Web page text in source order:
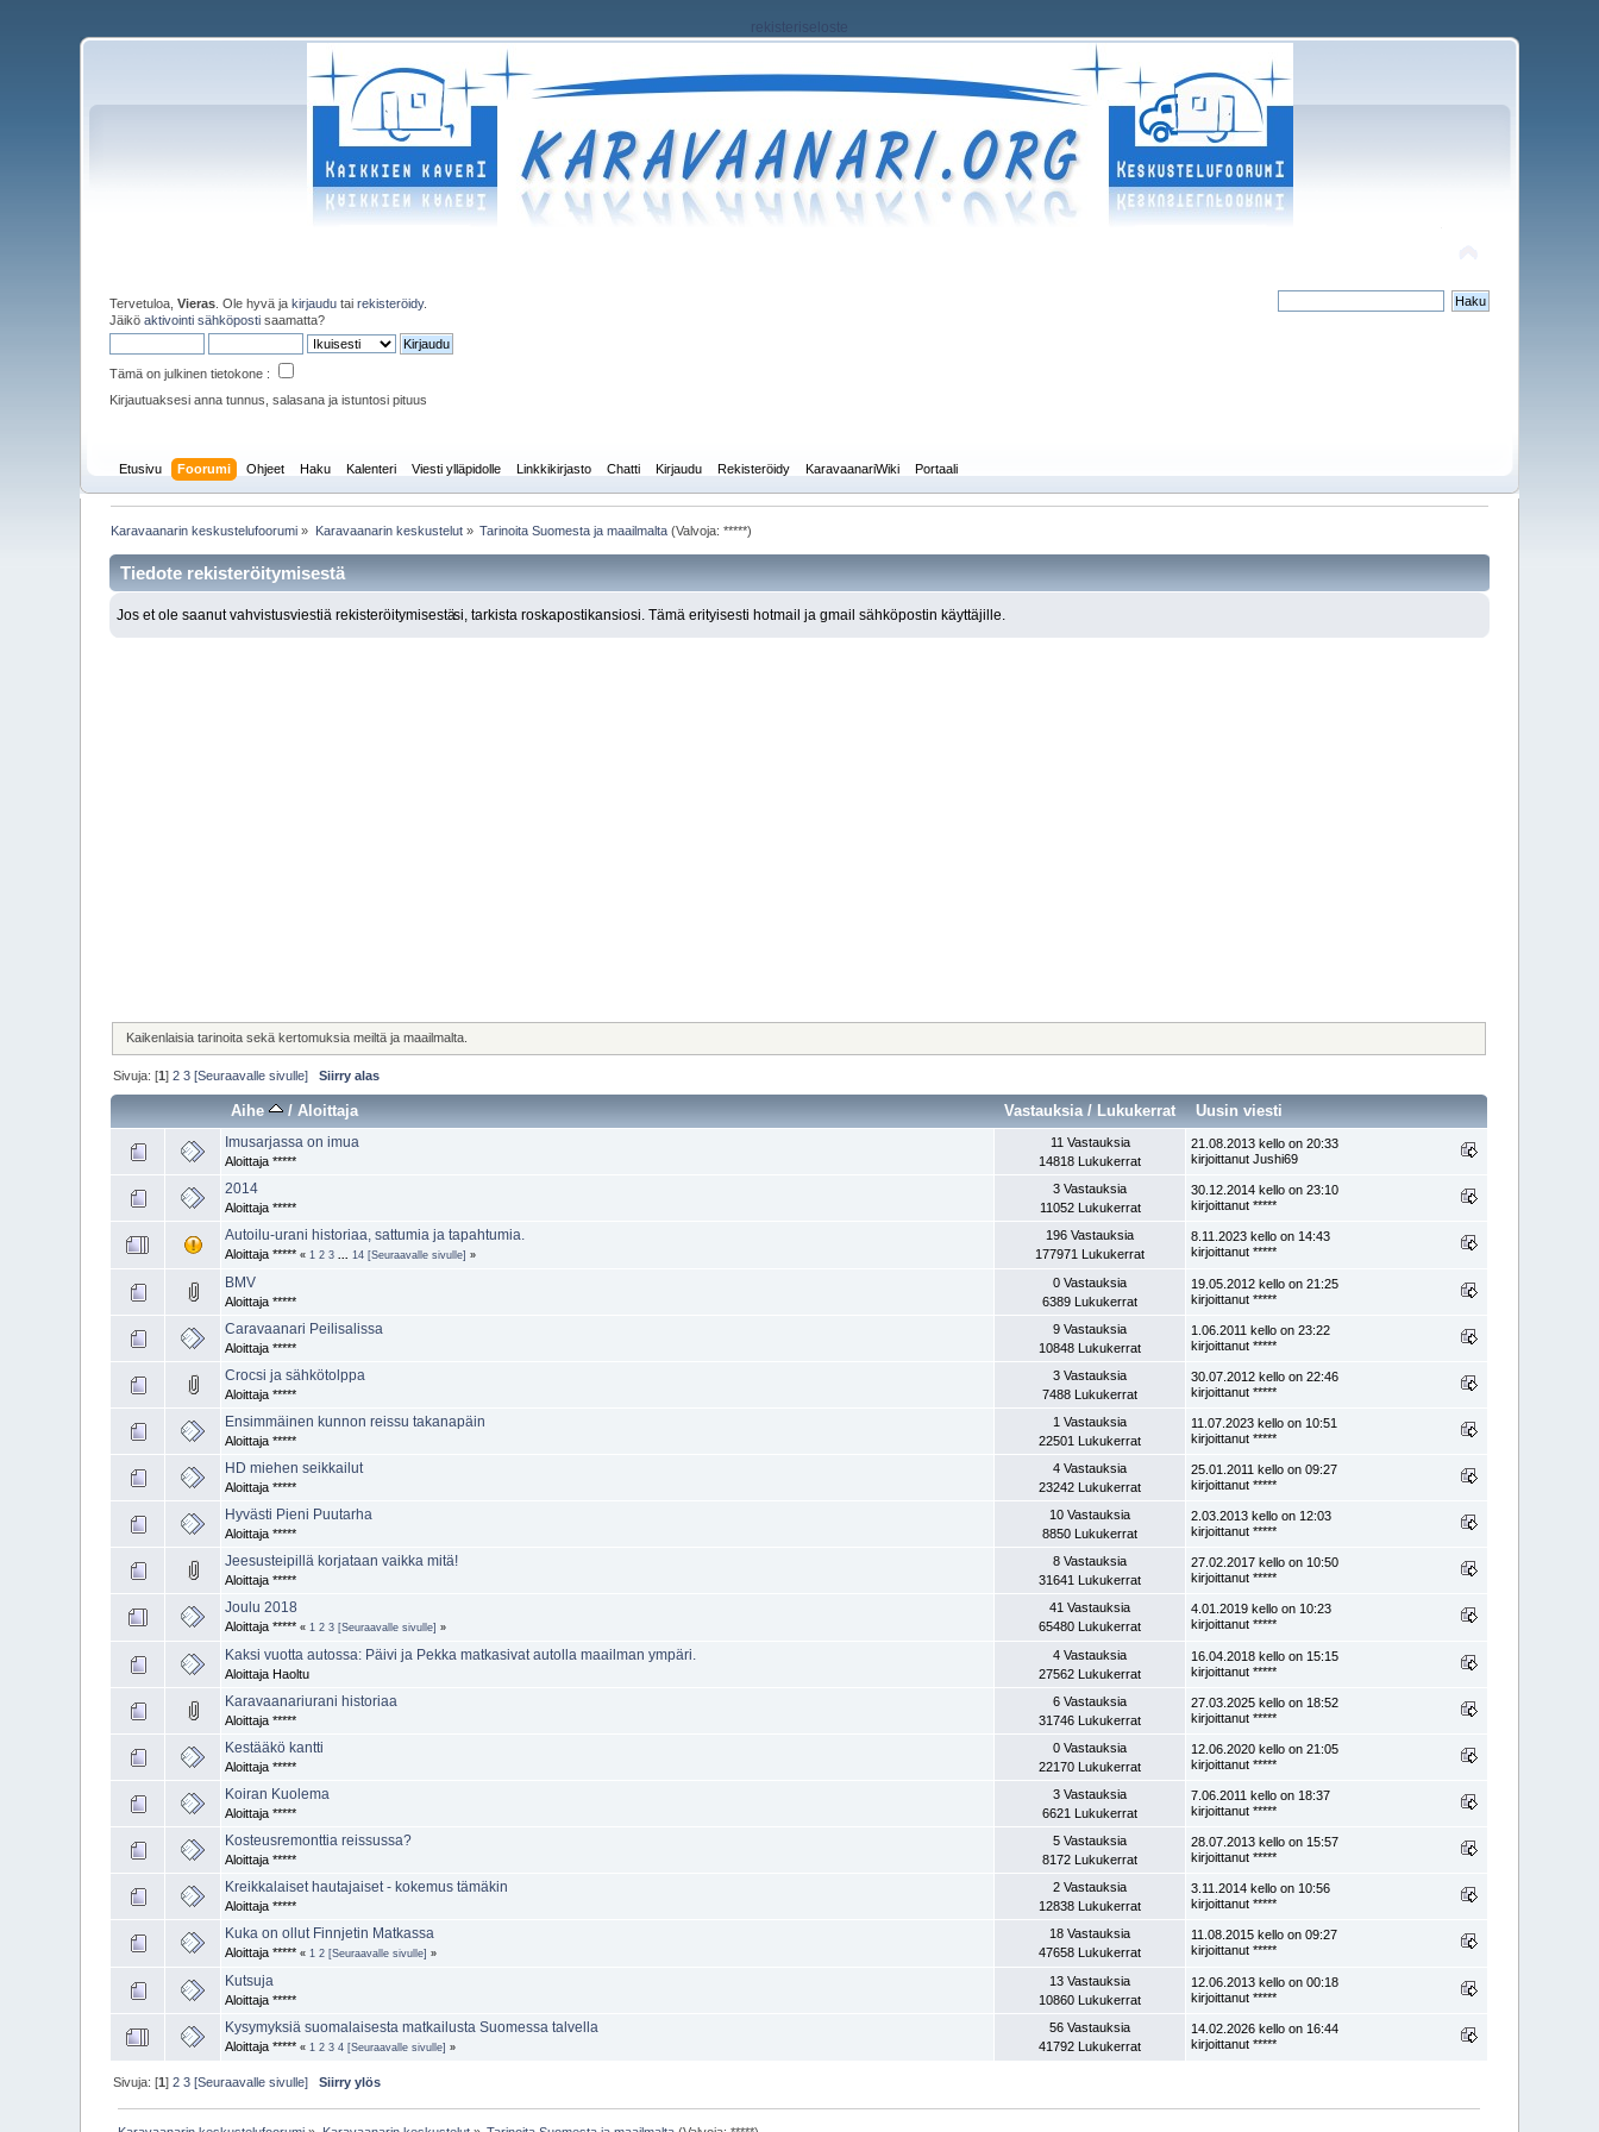
rekisteriseloste
Tervetuloa,Vieras . Ole hyvä jakirjaudu tairekisteröidy.
Jäiköaktivointi sähköposti saamatta?
Tämä on julkinen tietokone :
Kirjautuaksesi anna tunnus, salasana ja istuntosi pituus
Etusivu Foorumi Ohjeet Haku Kalenteri Viesti ylläpidolle Linkkikirjasto Chatti Kirjaudu Rekisteröidy KaravaanariWiki Portaali
Karavaanarin keskustelufoorumi » Karavaanarin keskustelut» Tarinoita Suomesta ja maailmalta (Valvoja: *****)
Tiedote rekisteröitymisestä
Jos et ole saanut vahvistusviestiä rekisteröitymisestäsi, tarkista roskapostikansiosi. Tämä erityisesti hotmail ja gmail sähköpostin käyttäjille.
Kaikenlaisia tarinoita sekä kertomuksia meiltä ja maailmalta.
Sivuja: [1]2 3 [Seuraavalle sivulle] Siirry alas
Aihe /Aloittaja Vastauksia/ Lukukerrat Uusin viesti
Imusarjassa on imua
Aloittaja *****
11 Vastauksia
14818 Lukukerrat
21.08.2013 kello on 20:33
kirjoittanut Jushi69
2014
Aloittaja *****
3 Vastauksia
11052 Lukukerrat
30.12.2014 kello on 23:10
kirjoittanut *****
Autoilu-urani historiaa, sattumia ja tapahtumia.
Aloittaja *****« 1 2 3 14 [Seuraavalle sivulle] »
196 Vastauksia
177971 Lukukerrat
8.11.2023 kello on 14:43
kirjoittanut *****
BMV
Aloittaja *****
0 Vastauksia
6389 Lukukerrat
19.05.2012 kello on 21:25
kirjoittanut *****
Caravaanari Peilisalissa
Aloittaja *****
9 Vastauksia
10848 Lukukerrat
1.06.2011 kello on 23:22
kirjoittanut *****
Crocsi ja sähkötolppa
Aloittaja *****
3 Vastauksia
7488 Lukukerrat
30.07.2012 kello on 22:46
kirjoittanut *****
Ensimmäinen kunnon reissu takanapäin
Aloittaja *****
1 Vastauksia
22501 Lukukerrat
11.07.2023 kello on 10:51
kirjoittanut *****
HD miehen seikkailut
Aloittaja *****
4 Vastauksia
23242 Lukukerrat
25.01.2011 kello on 09:27
kirjoittanut *****
Hyvästi Pieni Puutarha
Aloittaja *****
10 Vastauksia
8850 Lukukerrat
2.03.2013 kello on 12:03
kirjoittanut *****
Jeesusteipillä korjataan vaikka mitä!
Aloittaja *****
8 Vastauksia
31641 Lukukerrat
27.02.2017 kello on 10:50
kirjoittanut *****
Joulu 2018
Aloittaja *****« 1 2 3 [Seuraavalle sivulle] »
41 Vastauksia
65480 Lukukerrat
4.01.2019 kello on 10:23
kirjoittanut *****
Kaksi vuotta autossa: Päivi ja Pekka matkasivat autolla maailman ympäri.
Aloittaja Haoltu
4 Vastauksia
27562 Lukukerrat
16.04.2018 kello on 15:15
kirjoittanut *****
Karavaanariurani historiaa
Aloittaja *****
6 Vastauksia
31746 Lukukerrat
27.03.2025 kello on 18:52
kirjoittanut *****
Kestääkö kantti
Aloittaja *****
0 Vastauksia
22170 Lukukerrat
12.06.2020 kello on 21:05
kirjoittanut *****
Koiran Kuolema
Aloittaja *****
3 Vastauksia
6621 Lukukerrat
7.06.2011 kello on 18:37
kirjoittanut *****
Kosteusremonttia reissussa?
Aloittaja *****
5 Vastauksia
8172 Lukukerrat
28.07.2013 kello on 15:57
kirjoittanut *****
Kreikkalaiset hautajaiset - kokemus tämäkin
Aloittaja *****
2 Vastauksia
12838 Lukukerrat
3.11.2014 kello on 10:56
kirjoittanut *****
Kuka on ollut Finnjetin Matkassa
Aloittaja *****« 1 2 [Seuraavalle sivulle] »
18 Vastauksia
47658 Lukukerrat
11.08.2015 kello on 09:27
kirjoittanut *****
Kutsuja
Aloittaja *****
13 Vastauksia
10860 Lukukerrat
12.06.2013 kello on 00:18
kirjoittanut *****
Kysymyksiä suomalaisesta matkailusta Suomessa talvella
Aloittaja *****« 1 2 3 4 [Seuraavalle sivulle] »
56 Vastauksia
41792 Lukukerrat
14.02.2026 kello on 16:44
kirjoittanut *****
Sivuja: [1]2 3 [Seuraavalle sivulle] Siirry ylös